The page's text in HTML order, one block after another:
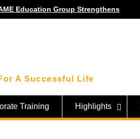
Education Group Strengthens
Ties Through Engagement
an Inside Look at Sarawak’s Tech
SAINS!
A Successful Life
Training Highlights